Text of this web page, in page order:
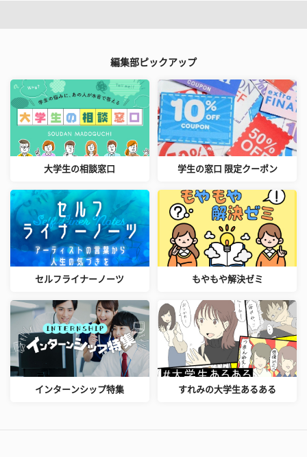
編集部ピックアップ
大学生の相談窓口 学生の窓口 限定クーポン
セルフライナーノーツ もやもや解決ゼミ
インターンシップ特集 すれみの大学生あるある